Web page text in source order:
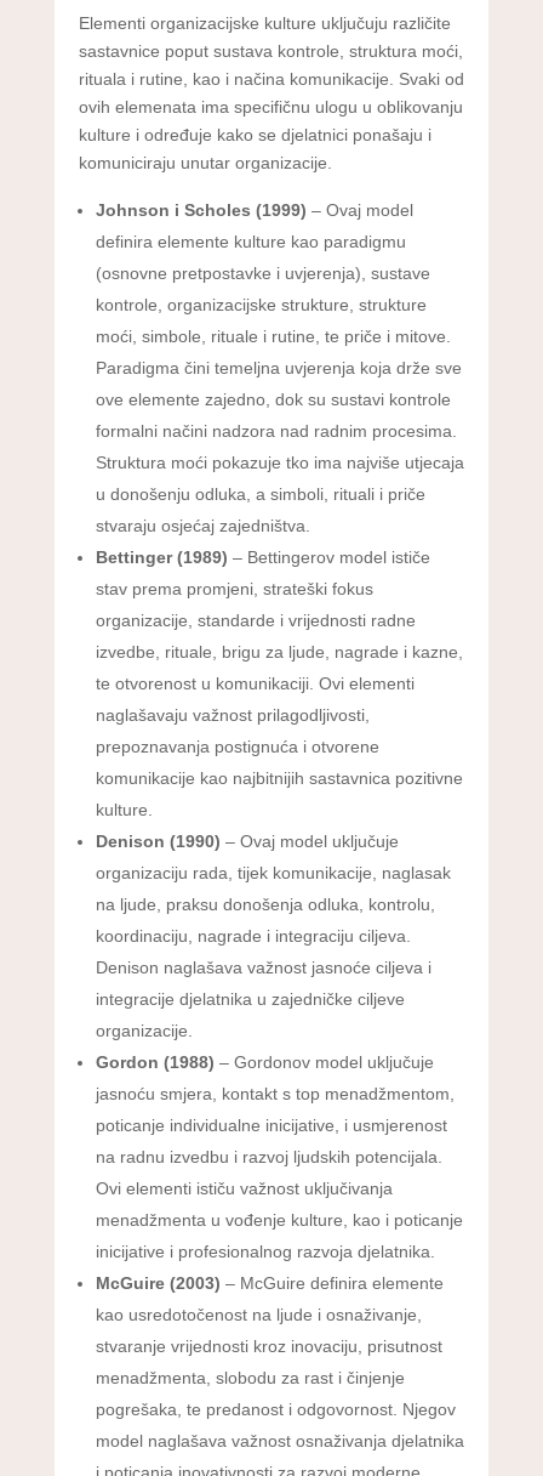
Elementi organizacijske kulture uključuju različite
sastavnice poput sustava kontrole, struktura moći,
rituala i rutine, kao i načina komunikacije. Svaki od
ovih elemenata ima specifičnu ulogu u oblikovanju
kulture i određuje kako se djelatnici ponašaju i
komuniciraju unutar organizacije.
Johnson i Scholes (1999) – Ovaj model
definira elemente kulture kao paradigmu
(osnovne pretpostavke i uvjerenja), sustave
kontrole, organizacijske strukture, strukture
moći, simbole, rituale i rutine, te priče i mitove.
Paradigma čini temeljna uvjerenja koja drže sve
ove elemente zajedno, dok su sustavi kontrole
formalni načini nadzora nad radnim procesima.
Struktura moći pokazuje tko ima najviše utjecaja
u donošenju odluka, a simboli, rituali i priče
stvaraju osjećaj zajedništva.
Bettinger (1989) – Bettingerov model ističe
stav prema promjeni, strateški fokus
organizacije, standarde i vrijednosti radne
izvedbe, rituale, brigu za ljude, nagrade i kazne,
te otvorenost u komunikaciji. Ovi elementi
naglašavaju važnost prilagodljivosti,
prepoznavanja postignuća i otvorene
komunikacije kao najbitnijih sastavnica pozitivne
kulture.
Denison (1990) – Ovaj model uključuje
organizaciju rada, tijek komunikacije, naglasak
na ljude, praksu donošenja odluka, kontrolu,
koordinaciju, nagrade i integraciju ciljeva.
Denison naglašava važnost jasnoće ciljeva i
integracije djelatnika u zajedničke ciljeve
organizacije.
Gordon (1988) – Gordonov model uključuje
jasnoću smjera, kontakt s top menadžmentom,
poticanje individualne inicijative, i usmjerenost
na radnu izvedbu i razvoj ljudskih potencijala.
Ovi elementi ističu važnost uključivanja
menadžmenta u vođenje kulture, kao i poticanje
inicijative i profesionalnog razvoja djelatnika.
McGuire (2003) – McGuire definira elemente
kao usredotočenost na ljude i osnaživanje,
stvaranje vrijednosti kroz inovaciju, prisutnost
menadžmenta, slobodu za rast i činjenje
pogrešaka, te predanost i odgovornost. Njegov
model naglašava važnost osnaživanja djelatnika
i poticanja inovativnosti za razvoj moderne